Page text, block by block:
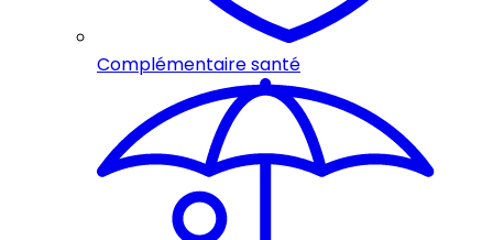
Complémentaire santé